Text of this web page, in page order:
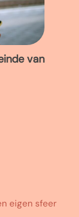
van
eigen sfeer